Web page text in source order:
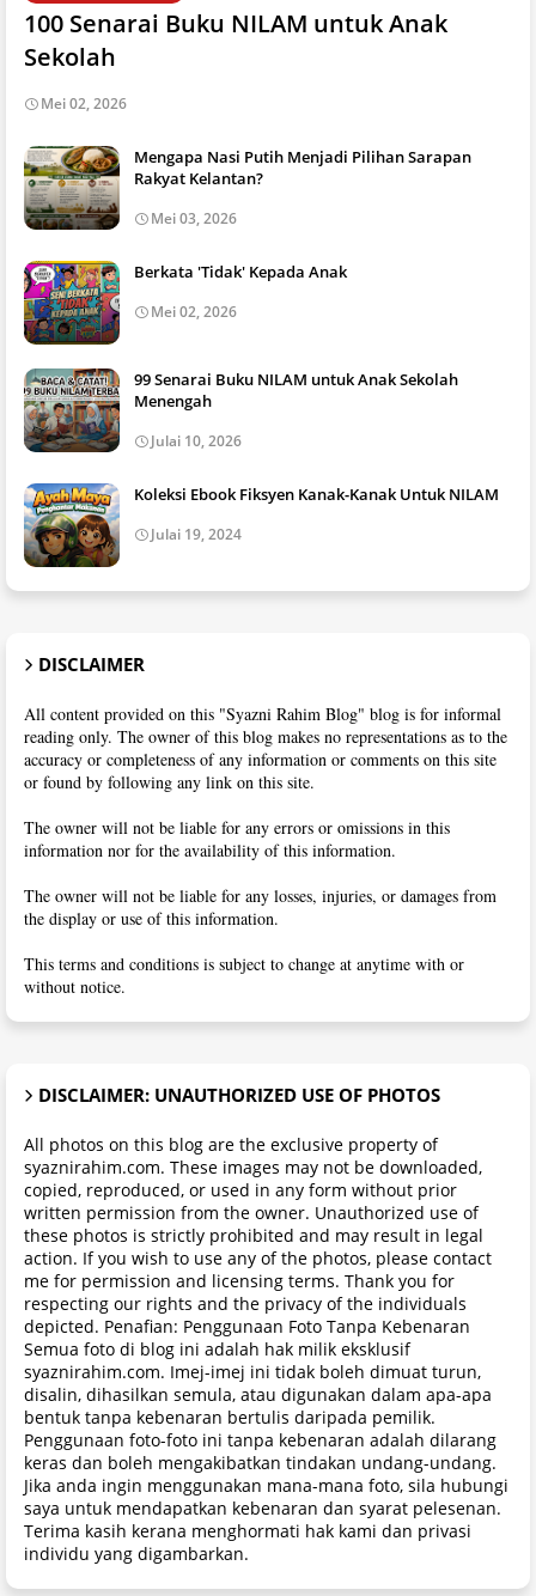
100 Senarai Buku NILAM untuk Anak
Sekolah
Mei 02, 2026
Mengapa Nasi Putih Menjadi Pilihan Sarapan
Rakyat Kelantan?
Mei 03, 2026
Berkata 'Tidak' Kepada Anak
Mei 02, 2026
99 Senarai Buku NILAM untuk Anak Sekolah
Menengah
Julai 10, 2026
Koleksi Ebook Fiksyen Kanak-Kanak Untuk NILAM
Julai 19, 2024
DISCLAIMER
All content provided on this "Syazni Rahim Blog" blog is for informal
reading only. The owner of this blog makes no representations as to the
accuracy or completeness of any information or comments on this site
or found by following any link on this site.
The owner will not be liable for any errors or omissions in this
information nor for the availability of this information.
The owner will not be liable for any losses, injuries, or damages from
the display or use of this information.
This terms and conditions is subject to change at anytime with or
without notice.
DISCLAIMER: UNAUTHORIZED USE OF PHOTOS
All photos on this blog are the exclusive property of
syaznirahim.com. These images may not be downloaded,
copied, reproduced, or used in any form without prior
written permission from the owner. Unauthorized use of
these photos is strictly prohibited and may result in legal
action. If you wish to use any of the photos, please contact
me for permission and licensing terms. Thank you for
respecting our rights and the privacy of the individuals
depicted. Penafian: Penggunaan Foto Tanpa Kebenaran
Semua foto di blog ini adalah hak milik eksklusif
syaznirahim.com. Imej-imej ini tidak boleh dimuat turun,
disalin, dihasilkan semula, atau digunakan dalam apa-apa
bentuk tanpa kebenaran bertulis daripada pemilik.
Penggunaan foto-foto ini tanpa kebenaran adalah dilarang
keras dan boleh mengakibatkan tindakan undang-undang.
Jika anda ingin menggunakan mana-mana foto, sila hubungi
saya untuk mendapatkan kebenaran dan syarat pelesenan.
Terima kasih kerana menghormati hak kami dan privasi
individu yang digambarkan.